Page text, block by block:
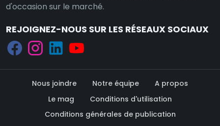
d'occasion sur le marché.
REJOIGNEZ-NOUS SUR LES RÉSEAUX SOCIAUX
Nous joindre Notre équipe
A propos
Le mag
Conditions d'utilisation
Conditions générales de publication